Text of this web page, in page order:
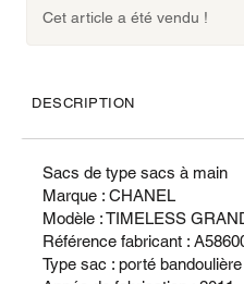
Cet article a été vendu !
DESCRIPTION
Sacs de type sacs à main
Marque : CHANEL
Modèle : TIMELESS
Référence fabricant :
Type sac : porté bandoulière